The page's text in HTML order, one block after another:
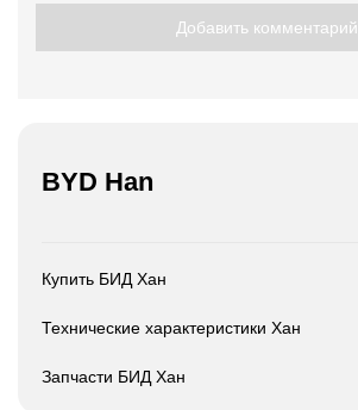
Добавить комментарий
BYD Han
Купить БИД Хан
Технические характеристики Хан
Запчасти БИД Хан